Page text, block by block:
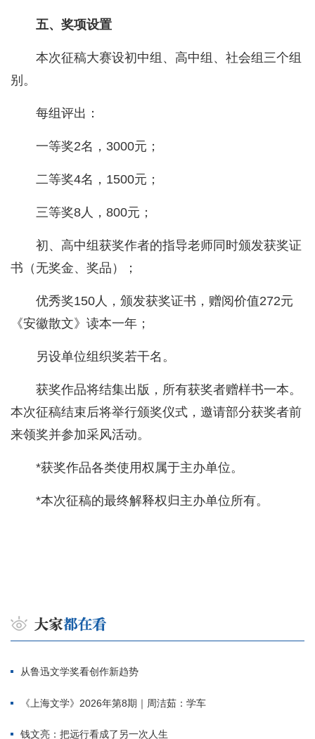
五、奖项设置
本次征稿大赛设初中组、高中组、社会组三个组
别。
每组评出：
一等奖2名，3000元；
二等奖4名，1500元；
三等奖8人，800元；
初、高中组获奖作者的指导老师同时颁发获奖证
书（无奖金、奖品）；
优秀奖150人，颁发获奖证书，赠阅价值272元
《安徽散文》读本一年；
另设单位组织奖若干名。
获奖作品将结集出版，所有获奖者赠样书一本。
本次征稿结束后将举行颁奖仪式，邀请部分获奖者前
来领奖并参加采风活动。
*获奖作品各类使用权属于主办单位。
*本次征稿的最终解释权归主办单位所有。
从鲁迅文学奖看创作新趋势
《上海文学》2026年第8期｜周洁茹：学车
钱文亮：把远行看成了另一次人生